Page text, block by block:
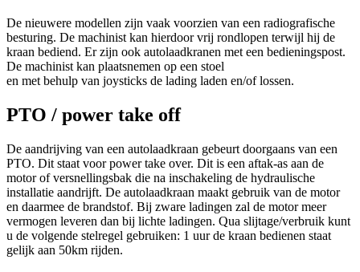
De nieuwere modellen zijn vaak voorzien van een radiografische
besturing. De machinist kan hierdoor vrij rondlopen terwijl hij de
kraan bediend. Er zijn ook autolaadkranen met een bedieningspost.
De machinist kan plaatsnemen op een stoel
en met behulp van joysticks de lading laden en/of lossen.
PTO / power take off
De aandrijving van een autolaadkraan gebeurt doorgaans van een
PTO. Dit staat voor power take over. Dit is een aftak-as aan de
motor of versnellingsbak die na inschakeling de hydraulische
installatie aandrijft. De autolaadkraan maakt gebruik van de motor
en daarmee de brandstof. Bij zware ladingen zal de motor meer
vermogen leveren dan bij lichte ladingen. Qua slijtage/verbruik kunt
u de volgende stelregel gebruiken: 1 uur de kraan bedienen staat
gelijk aan 50km rijden.